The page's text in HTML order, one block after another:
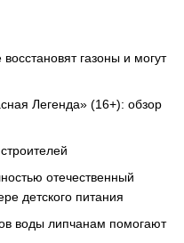
газоны и могут
Легенда» (16+): обзор
отечественный
детского питания
воды липчанам помогают